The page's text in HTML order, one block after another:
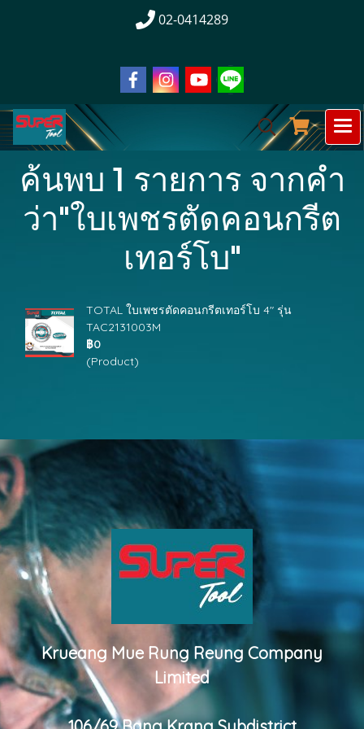
02-0414289
ค้นพบ 1 รายการ จากคำ
ว่า"ใบเพชรตัดคอนกรีต
เทอร์โบ"
TOTAL ใบเพชรตัดคอนกรีตเทอร์โบ 4" รุ่น
TAC2131003M
฿0
(Product)
Krueang Mue Rung Reung Company
Limited